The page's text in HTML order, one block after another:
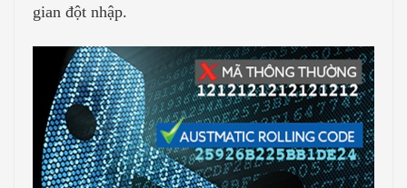
gian đột nhập.